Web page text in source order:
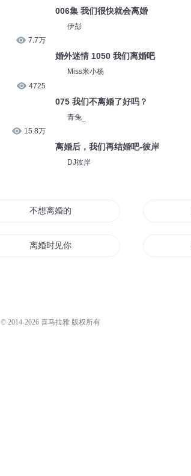
7.7万
4725
15.8万
006集 我们很快就会离婚
伊彭
婚外迷情 1050 我们离婚吧
Miss米小杨
075 我们不离婚了好吗？
青兔_
离婚后，我们再结婚吧-彼岸
DJ彼岸
不想离婚的王妃不是好王妃
离婚时见你
© 2014-2026 喜马拉雅 版权所有